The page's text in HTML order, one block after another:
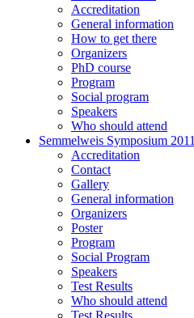
Accreditation
General information
How to get there
Organizers
PhD course
Program
Social program
Speakers
Who should attend
Semmelweis Symposium 2011
Accreditation
Contact
Gallery
General information
Organizers
Poster
Program
Social Program
Speakers
Test Results
Who should attend
Test Results